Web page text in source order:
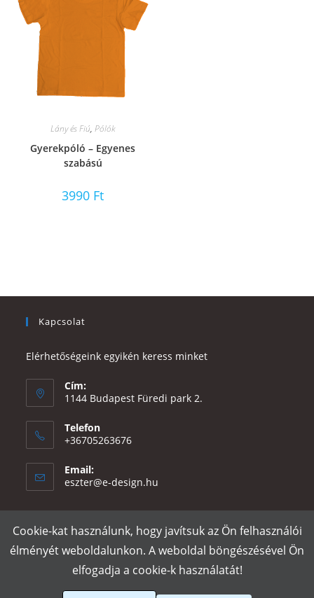
Lány és Fiú, Pólók
Gyerekpóló – Egyenes
szabású
3990 Ft
Kapcsolat
Elérhetőségeink egyikén keress minket
Cím:
1144 Budapest Füredi park 2.
Telefon
+36705263676
Email:
eszter@e-design.hu
Rólunk Szállítás és fizetés Adatvédelmi tájékoztató
ÁSZF
Póló nyomtatás
Cookie-kat használunk, hogy javítsuk az Ön felhasználói
élményét weboldalunkon. A weboldal böngészésével Ön
elfogadja a cookie-k használatát!